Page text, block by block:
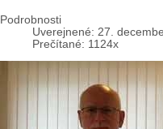
Podrobnosti
Uverejnené: 27.
Prečítané: 1124x